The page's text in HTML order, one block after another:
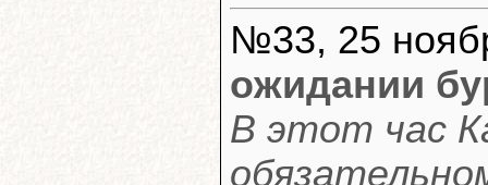
№33, 25
ожидании
В этот час